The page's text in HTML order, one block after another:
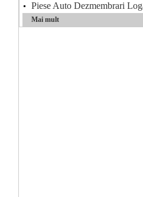
Piese Auto Dezmembrari
Mai mult